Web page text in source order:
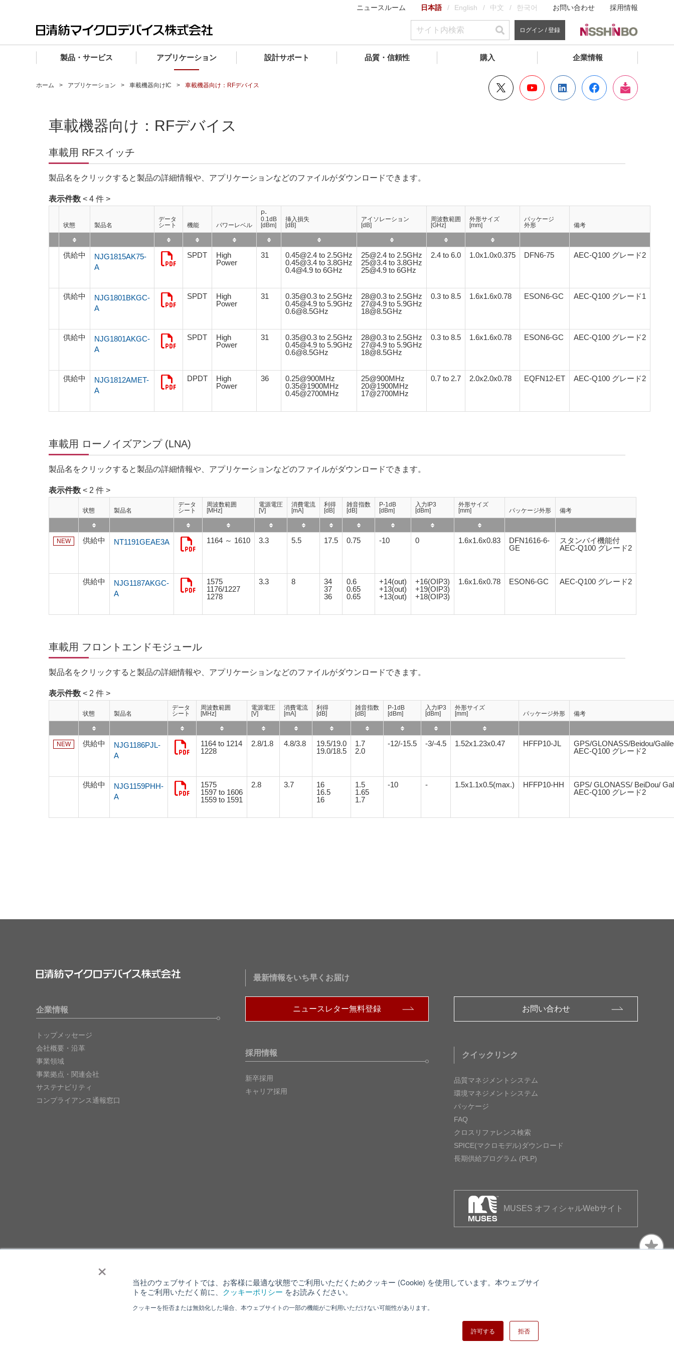
×
当社のウェブサイトでは、お客様に最適な状態でご利用いただくためクッキー (Cookie) を使用しています。本ウェブサイ
トをご利用いただく前に、 クッキーポリシー をお読みください。
クッキーを拒否または無効化した場合、本ウェブサイトの一部の機能がご利用いただけない可能性があります。
許可する 拒否
ニュースルーム 日本語 English 中文 한국어 お問い合わせ 採用情報
ログイン / 登録
製品・サービス
マイクロ波製品
MUSESオフィシャルWebサイト
クロスリファレンス検索
アプリケーション
車載機器向けIC
民生機器向けIC
設計サポート
マイクロ波製品
設計フローから探す (電子デバイス)
あなたの設計に合わせたサポートコンテンツ
品質・信頼性
電子デバイス製品
購入
マイクロ波製品
企業情報
企業理念
事業領域
IR情報
サステナビリティ
コンプライアンス通報窓口
早わかり日清紡マイクロデバイス
ホーム アプリケーション 車載機器向けIC 車載機器向け：RFデバイス
車載機器向け：RFデバイス
車載用 RFスイッチ
製品名をクリックすると製品の詳細情報や、アプリケーションなどのファイルがダウンロードできます。
表示件数 < 4 件 >
状態 製品名
データ
シート
機能 パワーレベル
P-
0.1dB
[dBm]
挿入損失
[dB]
アイソレーション
[dB]
周波数範囲
[GHz]
外形サイズ
[mm]
パッケージ
外形
備考
供給中
NJG1815AK75-
A
SPDT
High
Power
31
0.45@2.4 to 2.5GHz
0.45@3.4 to 3.8GHz
0.4@4.9 to 6GHz
25@2.4 to 2.5GHz
25@3.4 to 3.8GHz
25@4.9 to 6GHz
2.4 to 6.0 1.0x1.0x0.375 DFN6-75 AEC-Q100 グレード2
供給中
NJG1801BKGC-
A
SPDT
High
Power
31
0.35@0.3 to 2.5GHz
0.45@4.9 to 5.9GHz
0.6@8.5GHz
28@0.3 to 2.5GHz
27@4.9 to 5.9GHz
18@8.5GHz
0.3 to 8.5 1.6x1.6x0.78 ESON6-GC AEC-Q100 グレード1
供給中
NJG1801AKGC-
A
SPDT
High
Power
31
0.35@0.3 to 2.5GHz
0.45@4.9 to 5.9GHz
0.6@8.5GHz
28@0.3 to 2.5GHz
27@4.9 to 5.9GHz
18@8.5GHz
0.3 to 8.5 1.6x1.6x0.78 ESON6-GC AEC-Q100 グレード2
供給中
NJG1812AMET-
A
DPDT
High
Power
36
0.25@900MHz
0.35@1900MHz
0.45@2700MHz
25@900MHz
20@1900MHz
17@2700MHz
0.7 to 2.7 2.0x2.0x0.78 EQFN12-ET AEC-Q100 グレード2
車載用 ローノイズアンプ (LNA)
製品名をクリックすると製品の詳細情報や、アプリケーションなどのファイルがダウンロードできます。
表示件数 < 2 件 >
状態 製品名
データ
シート
周波数範囲
[MHz]
電源電圧
[V]
消費電流
[mA]
利得
[dB]
雑音指数
[dB]
P-1dB
[dBm]
入力IP3
[dBm]
外形サイズ
[mm]
パッケージ外形 備考
NEW 供給中 NT1191GEAE3A 1164 ～ 1610 3.3 5.5 17.5 0.75 -10 0 1.6x1.6x0.83
DFN1616-6-
GE
スタンバイ機能付
AEC-Q100 グレード2
供給中
NJG1187AKGC-
A
1575
1176/1227
1278
3.3 8
34
37
36
0.6
0.65
0.65
+14(out)
+13(out)
+13(out)
+16(OIP3)
+19(OIP3)
+18(OIP3)
1.6x1.6x0.78 ESON6-GC AEC-Q100 グレード2
車載用 フロントエンドモジュール
製品名をクリックすると製品の詳細情報や、アプリケーションなどのファイルがダウンロードできます。
表示件数 < 2 件 >
状態 製品名
データ
シート
周波数範囲
[MHz]
電源電圧
[V]
消費電流
[mA]
利得
[dB]
雑音指数
[dB]
P-1dB
[dBm]
入力IP3
[dBm]
外形サイズ
[mm]
パッケージ外形 備考
NEW 供給中
NJG1186PJL-
A
1164 to 1214
1228
2.8/1.8 4.8/3.8
19.5/19.0
19.0/18.5
1.7
2.0
-12/-15.5 -3/-4.5 1.52x1.23x0.47 HFFP10-JL
GPS/GLONASS/Beidou/
AEC-Q100 グレード2
供給中
NJG1159PHH-
A
1575
1597 to 1606
1559 to 1591
2.8 3.7
16
16.5
16
1.5
1.65
1.7
-10 - 1.5x1.1x0.5(max.) HFFP10-HH
GPS/ GLONASS/ BeiDou/
AEC-Q100 グレード2
企業情報
トップメッセージ
会社概要・沿革
事業領域
事業拠点・関連会社
サステナビリティ
コンプライアンス通報窓口
最新情報をいち早くお届け
ニュースレター無料登録
採用情報
新卒採用
キャリア採用
お問い合わせ
クイックリンク
品質マネジメントシステム
環境マネジメントシステム
パッケージ
FAQ
クロスリファレンス検索
SPICE(マクロモデル)ダウンロード
長期供給プログラム (PLP)
MUSES オフィシャルWebサイト